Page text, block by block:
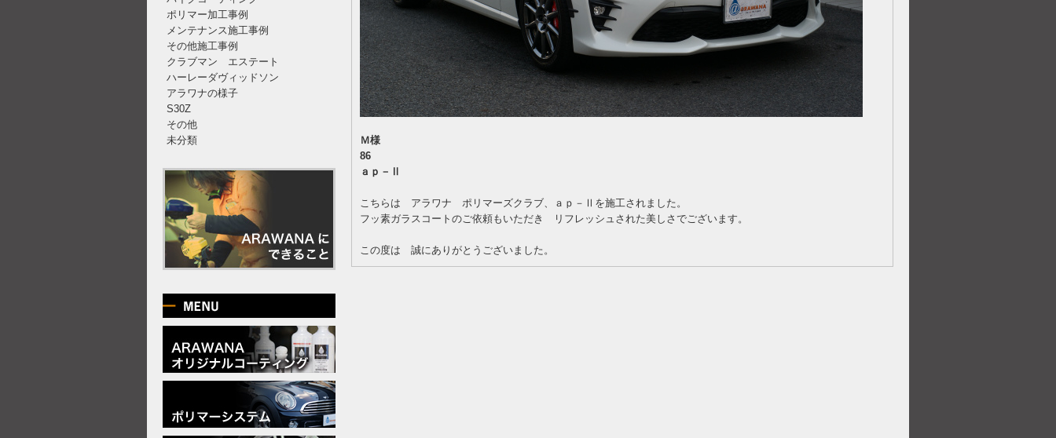
Ｍ様
86
ａｐ－Ⅱ
こちらは アラワナ ポリマーズクラブ、ａｐ－Ⅱを施工されました。
フッ素ガラスコートのご依頼もいただき リフレッシュされた美しさでございます。
この度は 誠にありがとうございました。
ポリマー加工事例
メンテナンス施工事例
その他施工事例
クラブマン エステート
ハーレーダヴィッドソン
アラワナの様子
S30Z
その他
未分類